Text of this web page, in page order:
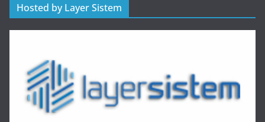
Hosted by Layer Sistem